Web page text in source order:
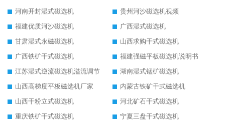
河南开封湿式磁选机
贵州河沙磁选机视频
福建优质河沙磁选机
广西湿式磁选机
甘肃湿式永磁磁选机
山西求购干式磁选机
广西铁矿干式磁选机
福建强磁平板磁选机说明书
江苏湿式逆流磁选机溢流调节
湖南湿式锰矿磁选机
山西高梯度平板磁选机厂家
内蒙古铁矿干式磁选机
山西干粉立式磁选机
河北矿石干式磁选机
重庆铁矿干式磁选机
宁夏三盘干式磁选机